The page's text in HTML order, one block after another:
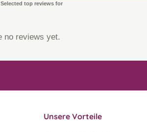
Selected top reviews for
no reviews yet.
Unsere Vorteile